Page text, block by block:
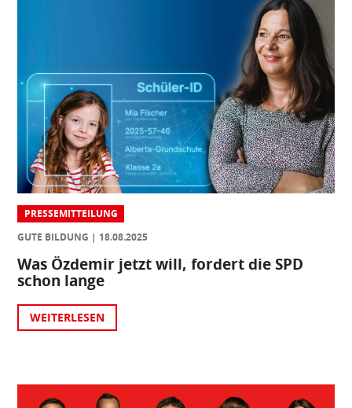
PRESSEMITTEILUNG
GUTE BILDUNG
18.08.2025
Was Özdemir jetzt will, fordert die SPD
schon lange
WEITERLESEN